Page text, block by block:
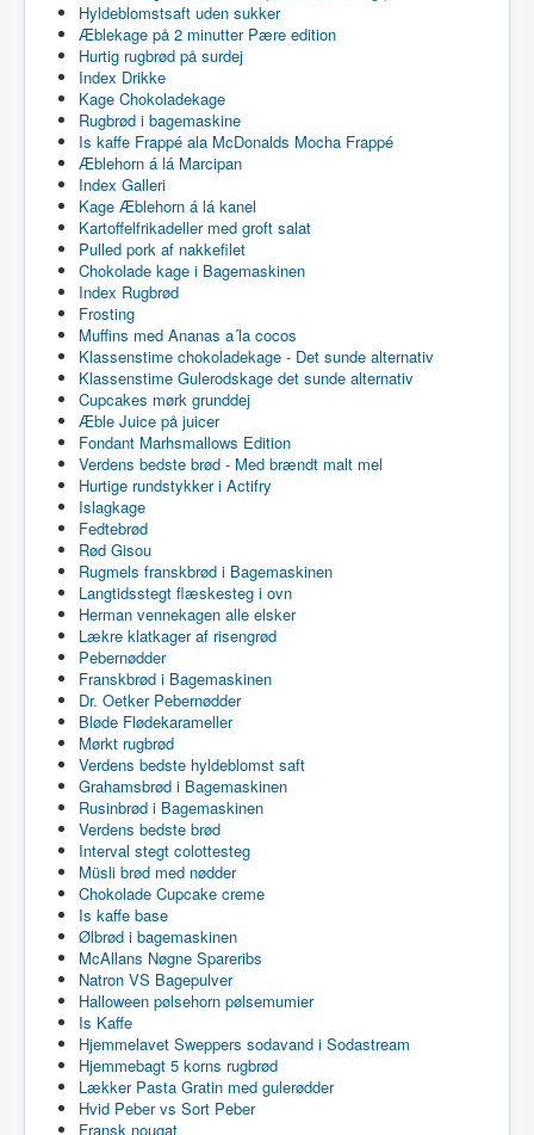
Hyldeblomstsaft uden sukker
Æblekage på 2 minutter Pære edition
Hurtig rugbrød på surdej
Index Drikke
Kage Chokoladekage
Rugbrød i bagemaskine
Is kaffe Frappé ala McDonalds Mocha Frappé
Æblehorn á lá Marcipan
Index Galleri
Kage Æblehorn á lá kanel
Kartoffelfrikadeller med groft salat
Pulled pork af nakkefilet
Chokolade kage i Bagemaskinen
Index Rugbrød
Frosting
Muffins med Ananas a´la cocos
Klassenstime chokoladekage - Det sunde alternativ
Klassenstime Gulerodskage det sunde alternativ
Cupcakes mørk grunddej
Æble Juice på juicer
Fondant Marhsmallows Edition
Verdens bedste brød - Med brændt malt mel
Hurtige rundstykker i Actifry
Islagkage
Fedtebrød
Rød Gisou
Rugmels franskbrød i Bagemaskinen
Langtidsstegt flæskesteg i ovn
Herman vennekagen alle elsker
Lækre klatkager af risengrød
Pebernødder
Franskbrød i Bagemaskinen
Dr. Oetker Pebernødder
Bløde Flødekarameller
Mørkt rugbrød
Verdens bedste hyldeblomst saft
Grahamsbrød i Bagemaskinen
Rusinbrød i Bagemaskinen
Verdens bedste brød
Interval stegt colottesteg
Müsli brød med nødder
Chokolade Cupcake creme
Is kaffe base
Ølbrød i bagemaskinen
McAllans Nøgne Spareribs
Natron VS Bagepulver
Halloween pølsehorn pølsemumier
Is Kaffe
Hjemmelavet Sweppers sodavand i Sodastream
Hjemmebagt 5 korns rugbrød
Lækker Pasta Gratin med gulerødder
Hvid Peber vs Sort Peber
Fransk nougat